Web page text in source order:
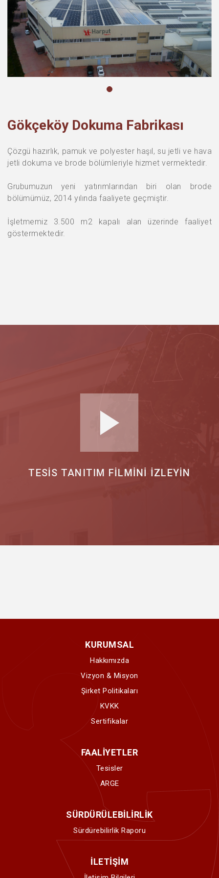
Gökçeköy Dokuma Fabrikası
Çözgü hazırlık, pamuk ve polyester haşıl, su jetli ve hava
jetli dokuma ve brode bölümleriyle hizmet vermektedir.
Grubumuzun yeni yatırımlarından biri olan brode
bölümümüz, 2014 yılında faaliyete geçmiştir.
İşletmemiz 3.500 m2 kapalı alan üzerinde faaliyet
göstermektedir.
TESİS TANITIM FİLMİNİ İZLEYİN
KURUMSAL
Hakkımızda
Vizyon & Misyon
Şirket Politikaları
KVKK
Sertifikalar
FAALİYETLER
Tesisler
ARGE
SÜRDÜRÜLEBİLİRLİK
Sürdürebilirlik Raporu
İLETİŞİM